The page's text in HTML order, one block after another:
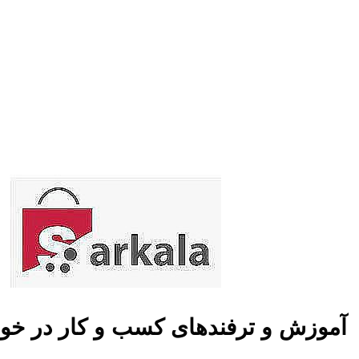
آموزش و ترفندهای کسب و کار در